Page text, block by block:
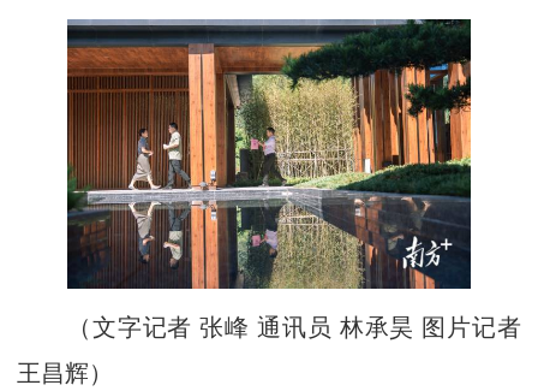
（文字记者 张峰 通讯员 林承昊 图片记者
王昌辉）